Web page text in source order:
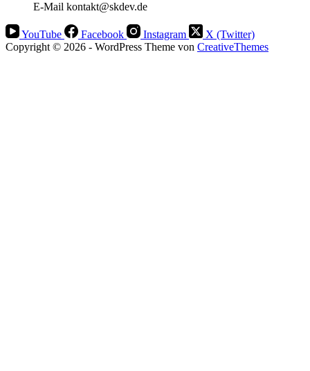
E-Mail kontakt@skdev.de
YouTube Facebook Instagram
X (Twitter)
Copyright © 2026 - WordPress Theme von CreativeThemes